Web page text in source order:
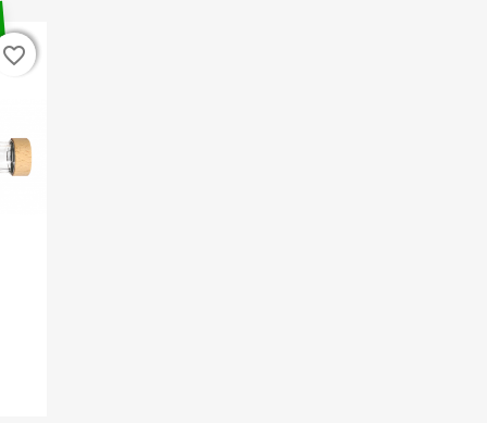
favorite_border
favorite_border